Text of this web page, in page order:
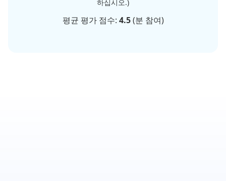
하십시오.)
평균 평가 점수: 4.5(분 참여)